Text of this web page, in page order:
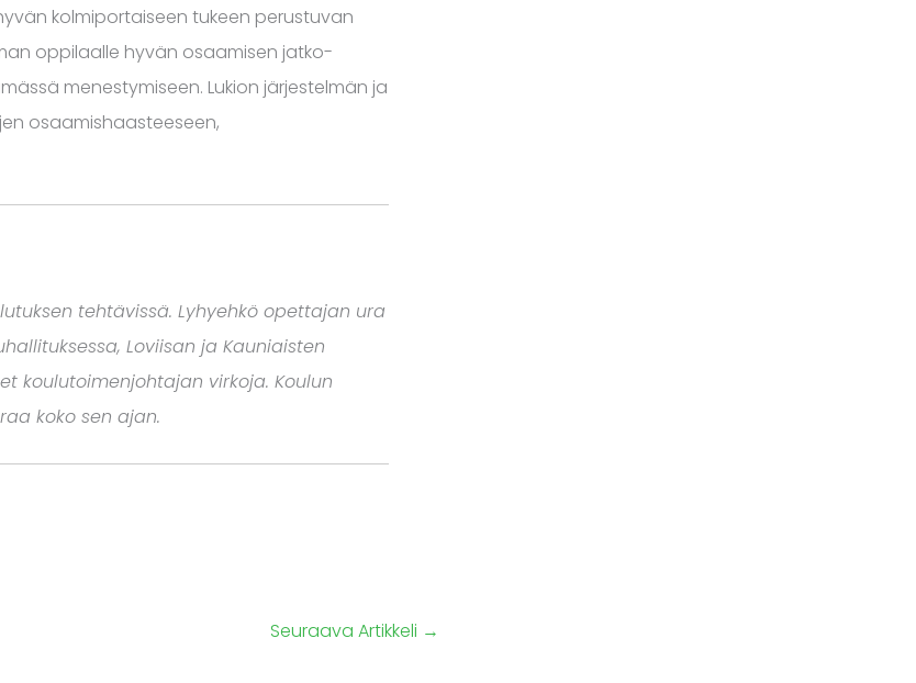
kolmiportaiseen tukeen perustuvan
oppilaalle hyvän osaamisen jatko-
menestymiseen. Lukion järjestelmän ja
osaamishaasteeseen,
tehtävissä. Lyhyehkö opettajan ura
Loviisan ja Kauniaisten
koulutoimenjohtajan virkoja. Koulun
koko sen ajan.
Seuraava Artikkeli →